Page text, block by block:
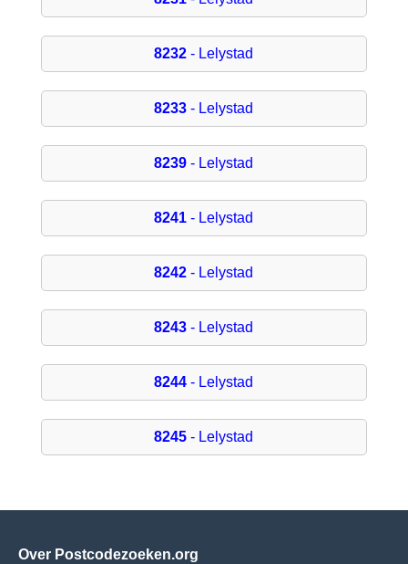
8232 - Lelystad
8233 - Lelystad
8239 - Lelystad
8241 - Lelystad
8242 - Lelystad
8243 - Lelystad
8244 - Lelystad
8245 - Lelystad
Over Postcodezoeken.org